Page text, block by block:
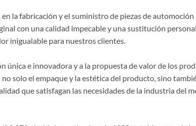
la fabricación y el suministro de piezas de automoción
con una calidad impecable y una sustitución
inigualable para nuestros clientes.
única e innovadora y a la propuesta de valor de los
solo el empaque y la estética del producto, sino
que satisfagan las necesidades de la industria del